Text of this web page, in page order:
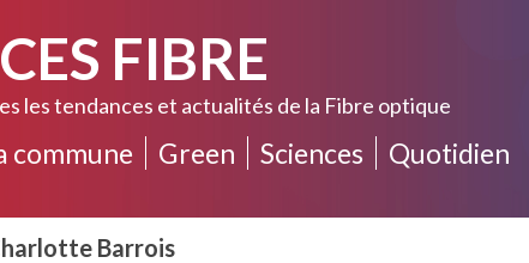
FIBRE
les tendances et actualités de la Fibre optique
commune Green Sciences Quotidien
Barrois